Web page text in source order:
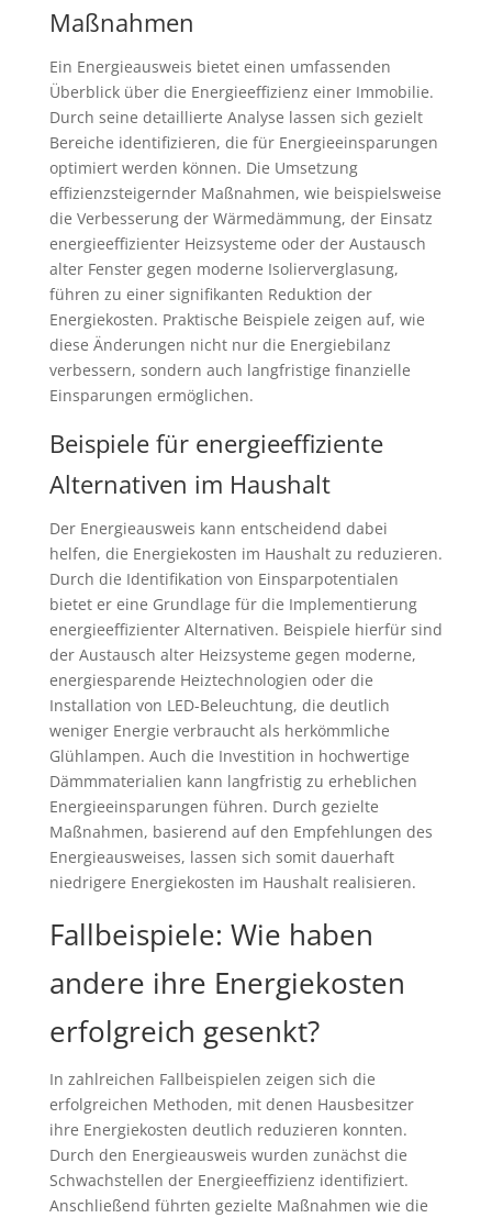
Maßnahmen
Ein Energieausweis bietet einen umfassenden
Überblick über die Energieeffizienz einer Immobilie.
Durch seine detaillierte Analyse lassen sich gezielt
Bereiche identifizieren, die für Energieeinsparungen
optimiert werden können. Die Umsetzung
effizienzsteigernder Maßnahmen, wie beispielsweise
die Verbesserung der Wärmedämmung, der Einsatz
energieeffizienter Heizsysteme oder der Austausch
alter Fenster gegen moderne Isolierverglasung,
führen zu einer signifikanten Reduktion der
Energiekosten. Praktische Beispiele zeigen auf, wie
diese Änderungen nicht nur die Energiebilanz
verbessern, sondern auch langfristige finanzielle
Einsparungen ermöglichen.
Beispiele für energieeffiziente
Alternativen im Haushalt
Der Energieausweis kann entscheidend dabei
helfen, die Energiekosten im Haushalt zu reduzieren.
Durch die Identifikation von Einsparpotentialen
bietet er eine Grundlage für die Implementierung
energieeffizienter Alternativen. Beispiele hierfür sind
der Austausch alter Heizsysteme gegen moderne,
energiesparende Heiztechnologien oder die
Installation von LED-Beleuchtung, die deutlich
weniger Energie verbraucht als herkömmliche
Glühlampen. Auch die Investition in hochwertige
Dämmmaterialien kann langfristig zu erheblichen
Energieeinsparungen führen. Durch gezielte
Maßnahmen, basierend auf den Empfehlungen des
Energieausweises, lassen sich somit dauerhaft
niedrigere Energiekosten im Haushalt realisieren.
Fallbeispiele: Wie haben
andere ihre Energiekosten
erfolgreich gesenkt?
In zahlreichen Fallbeispielen zeigen sich die
erfolgreichen Methoden, mit denen Hausbesitzer
ihre Energiekosten deutlich reduzieren konnten.
Durch den Energieausweis wurden zunächst die
Schwachstellen der Energieeffizienz identifiziert.
Anschließend führten gezielte Maßnahmen wie die